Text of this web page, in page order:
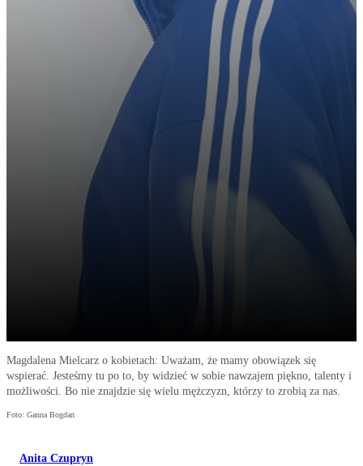
Magdalena Mielcarz o kobietach: Uważam, że mamy obowiązek się
wspierać. Jesteśmy tu po to, by widzieć w sobie nawzajem piękno, talenty i
możliwości. Bo nie znajdzie się wielu mężczyzn, którzy to zrobią za nas.
Foto: Ganna Bogdan
Anita Czupryn